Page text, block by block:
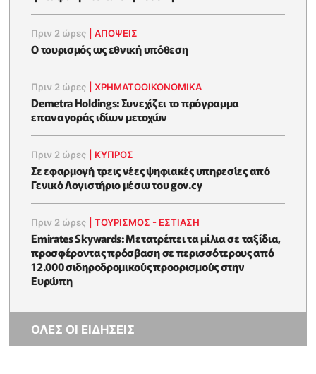
Πριν 2 ώρες |ΑΠΌΨΕΙΣ
Ο τουρισμός ως εθνική υπόθεση
Πριν 2 ώρες |ΧΡΗΜΑΤΟΟΙΚΟΝΟΜΙΚΆ
Demetra Holdings: Συνεχίζει το πρόγραμμα
επαναγοράς ιδίων μετοχών
Πριν 2 ώρες ΚΥΠΡΟΣ
Σε εφαρμογή τρεις νέες ψηφιακές υπηρεσίες από
Γενικό Λογιστήριο μέσω του gov.cy
Πριν 2 ώρες |ΤΟΥΡΙΣΜΟΣ - ΕΣΤΙΑΣΗ
Emirates Skywards: Μετατρέπει τα μίλια σε ταξίδια,
προσφέροντας πρόσβαση σε περισσότερους από
12.000 σιδηροδρομικούς προορισμούς στην
Ευρώπη
ΟΛΕΣ ΟΙ ΕΙΔΗΣΕΙΣ